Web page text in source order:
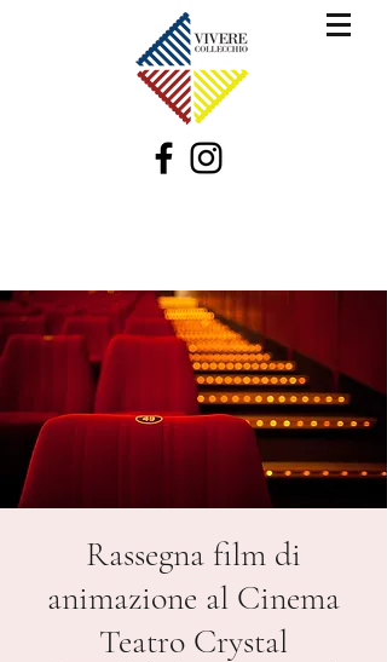
Rassegna film di
animazione al Cinema
Teatro Crystal